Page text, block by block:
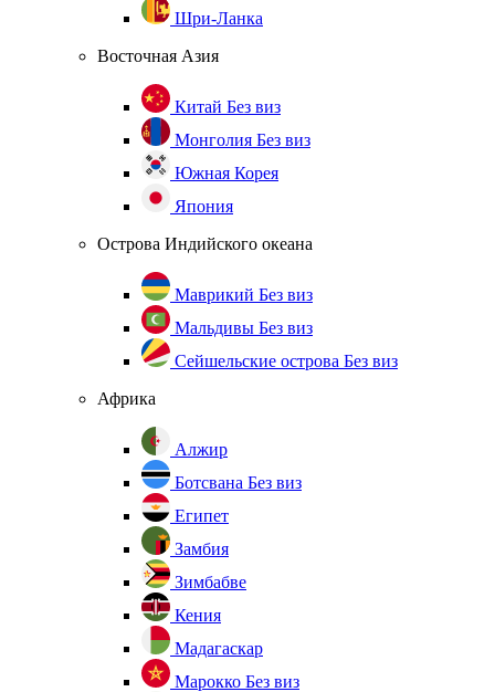
Шри-Ланка
Восточная Азия
Китай Без виз
Монголия Без виз
Южная Корея
Япония
Острова Индийского океана
Маврикий Без виз
Мальдивы Без виз
Сейшельские острова Без виз
Африка
Алжир
Ботсвана Без виз
Египет
Замбия
Зимбабве
Кения
Мадагаскар
Марокко Без виз